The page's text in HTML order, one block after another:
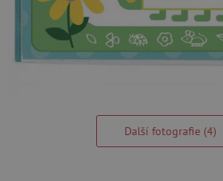
Další fotografie (4)